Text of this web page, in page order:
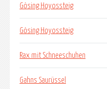
Gösing Hoyossteig
Gösing Hoyossteig
Rax mit Schneeschuhen
Gahns Saurüssel